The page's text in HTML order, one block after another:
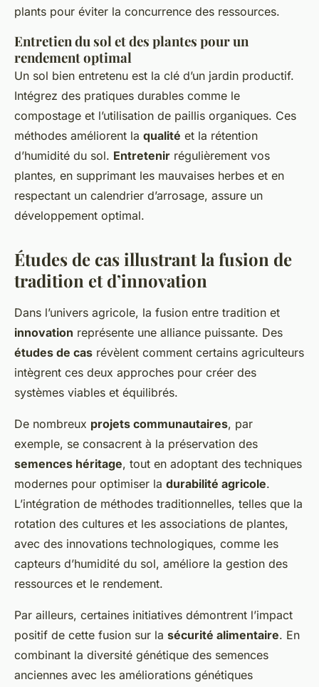
plants pour éviter la concurrence des ressources.
Entretien du sol et des plantes pour un
rendement optimal
Un sol bien entretenu est la clé d’un jardin productif.
Intégrez des pratiques durables comme le
compostage et l’utilisation de paillis organiques. Ces
méthodes améliorent la qualité et la rétention
d’humidité du sol. Entretenir régulièrement vos
plantes, en supprimant les mauvaises herbes et en
respectant un calendrier d’arrosage, assure un
développement optimal.
Études de cas illustrant la fusion de
tradition et d’innovation
Dans l’univers agricole, la fusion entre tradition et
innovation représente une alliance puissante. Des
études de cas révèlent comment certains agriculteurs
intègrent ces deux approches pour créer des
systèmes viables et équilibrés.
De nombreux projets communautaires, par
exemple, se consacrent à la préservation des
semences héritage, tout en adoptant des techniques
modernes pour optimiser la durabilité agricole.
L’intégration de méthodes traditionnelles, telles que la
rotation des cultures et les associations de plantes,
avec des innovations technologiques, comme les
capteurs d’humidité du sol, améliore la gestion des
ressources et le rendement.
Par ailleurs, certaines initiatives démontrent l’impact
positif de cette fusion sur la sécurité alimentaire. En
combinant la diversité génétique des semences
anciennes avec les améliorations génétiques